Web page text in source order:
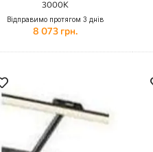
3000K
Відправимо протягом 3 днів
8 073 грн.